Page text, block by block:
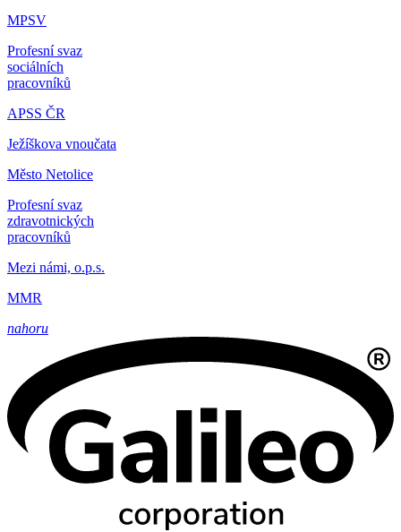
MPSV
Profesní svaz
sociálních
pracovníků
APSS ČR
Ježíškova vnoučata
Město Netolice
Profesní svaz
zdravotnických
pracovníků
Mezi námi, o.p.s.
MMR
nahoru